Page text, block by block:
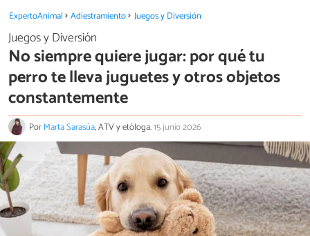
ExpertoAnimal Adiestramiento Juegos y Diversión
Juegos y Diversión
No siempre quiere jugar: por qué tu
perro te lleva juguetes y otros objetos
constantemente
PorMarta Sarasúa, ATV y etóloga.15 junio 2026